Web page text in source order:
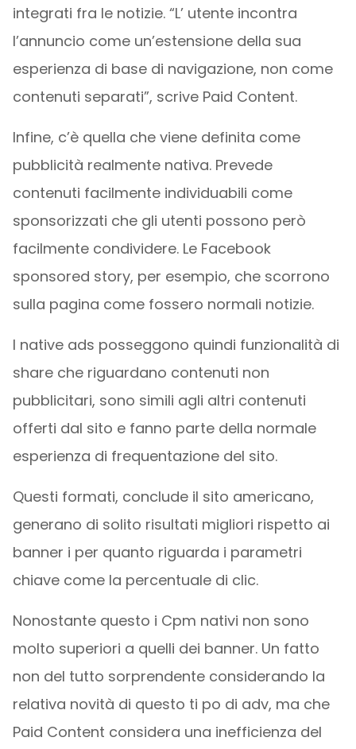
integrati fra le notizie. “L’ utente incontra
l’annuncio come un’estensione della sua
esperienza di base di navigazione, non come
contenuti separati”, scrive Paid Content.
Infine, c’è quella che viene definita come
pubblicità realmente nativa. Prevede
contenuti facilmente individuabili come
sponsorizzati che gli utenti possono però
facilmente condividere. Le Facebook
sponsored story, per esempio, che scorrono
sulla pagina come fossero normali notizie.
I native ads posseggono quindi funzionalità di
share che riguardano contenuti non
pubblicitari, sono simili agli altri contenuti
offerti dal sito e fanno parte della normale
esperienza di frequentazione del sito.
Questi formati, conclude il sito americano,
generano di solito risultati migliori rispetto ai
banner i per quanto riguarda i parametri
chiave come la percentuale di clic.
Nonostante questo i Cpm nativi non sono
molto superiori a quelli dei banner. Un fatto
non del tutto sorprendente considerando la
relativa novità di questo ti po di adv, ma che
Paid Content considera una inefficienza del